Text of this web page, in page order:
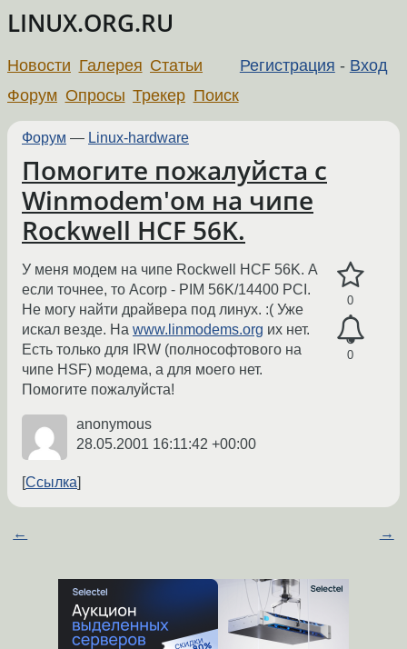
LINUX.ORG.RU
Регистрация - Вход
Новости Галерея Статьи
Форум Опросы Трекер Поиск
Форум — Linux-hardware
Помогите пожалуйста с
Winmodem'ом на чипе
Rockwell HCF 56K.
0
0
У меня модем на чипе Rockwell HCF 56K. А
если точнее, то Acorp - PIM 56K/14400 PCI.
Не могу найти драйвера под линух. :( Уже
искал везде. На www.linmodems.org их нет.
Есть только для IRW (полнософтового на
чипе HSF) модема, а для моего нет.
Помогите пожалуйста!
anonymous
28.05.2001 16:11:42 +00:00
Ссылка
← →